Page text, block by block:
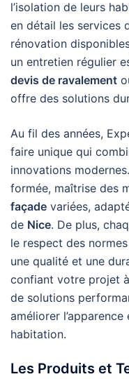
l’isolation de leurs
en détail les services
rénovation
un entretien régulier
devis de ravalement
offre des solutions
Au fil des années,
faire unique qui
innovations
formée, maîtrise des
façade variées,
de Nice. De plus,
le respect des
une qualité et une
confiant votre projet
de solutions
améliorer
habitation.
Les Produits et